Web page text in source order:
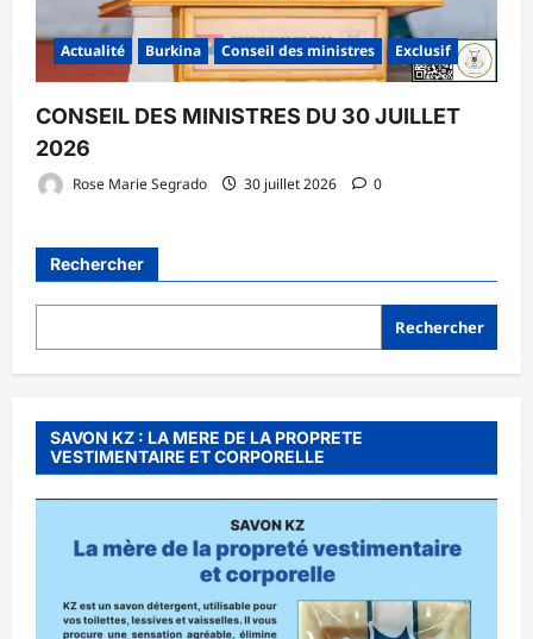
Actualité Burkina Conseil des ministres Exclusif
CONSEIL DES MINISTRES DU 30 JUILLET
2026
Rose Marie Segrado 30 juillet 2026 0
Rechercher
Rechercher
SAVON KZ : LA MERE DE LA PROPRETE
VESTIMENTAIRE ET CORPORELLE